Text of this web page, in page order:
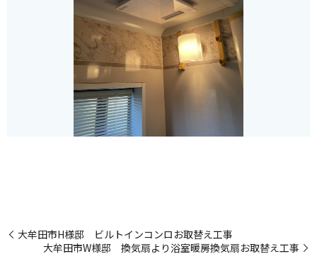
大牟田市H様邸 ビルトインコンロお取替え工事
大牟田市W様邸 換気扇より浴室暖房換気扇お取替え工事